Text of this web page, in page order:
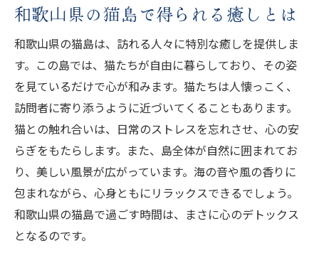
和歌山県の猫島で自然と猫を体感
和歌山県猫島での猫との楽しい時間
和歌山県猫島で自然と猫に親しむ旅
和歌山県の猫島で得られる癒しとは
和歌山県の猫島は、訪れる人々に特別な癒しを提供しま
す。この島では、猫たちが自由に暮らしており、その姿
を見ているだけで心が和みます。猫たちは人懐っこく、
訪問者に寄り添うように近づいてくることもあります。
猫との触れ合いは、日常のストレスを忘れさせ、心の安
らぎをもたらします。また、島全体が自然に囲まれてお
り、美しい風景が広がっています。海の音や風の香りに
包まれながら、心身ともにリラックスできるでしょう。
和歌山県の猫島で過ごす時間は、まさに心のデトックス
となるのです。